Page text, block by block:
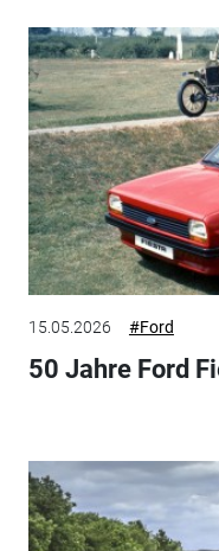
15.05.2026 #Ford
50 Jahre Ford